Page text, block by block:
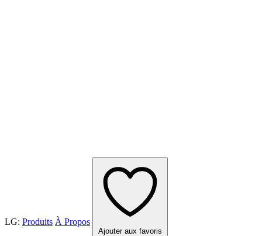
LG: Produits À Propos
Ajouter aux favoris